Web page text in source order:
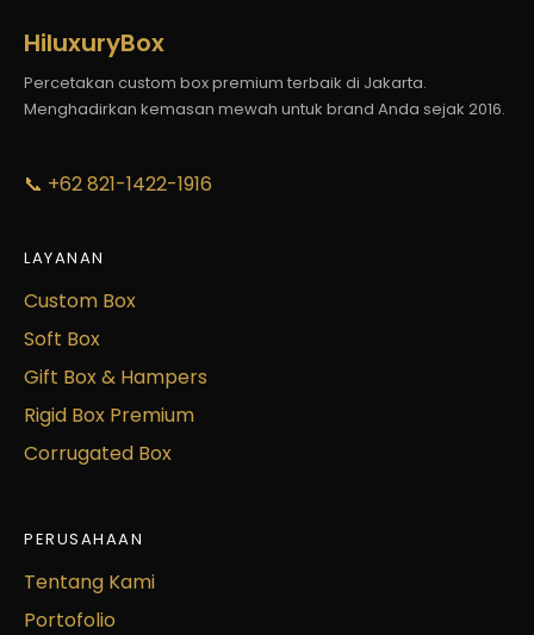
HiluxuryBox
Percetakan custom box premium terbaik di Jakarta.
Menghadirkan kemasan mewah untuk brand Anda sejak 2016.
📞 +62 821-1422-1916
LAYANAN
Custom Box
Soft Box
Gift Box & Hampers
Rigid Box Premium
Corrugated Box
PERUSAHAAN
Tentang Kami
Portofolio